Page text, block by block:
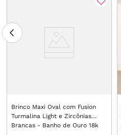
Brinco Maxi Oval com Fusion
Turmalina Light e Zircônias
Brancas - Banho de Ouro 18k